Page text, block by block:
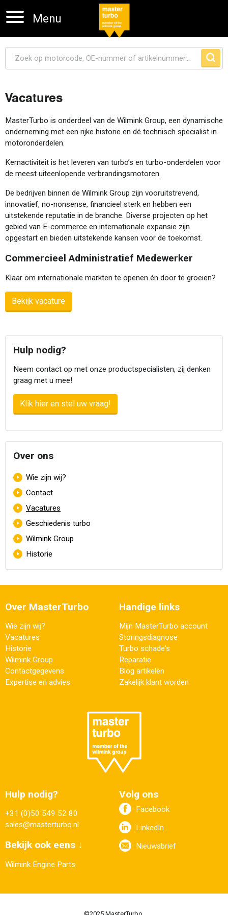
Menu
Vacatures
MasterTurbo is onderdeel van de Wilmink Group, een dynamische
onderneming met een rijke historie en dé technisch specialist in
motoronderdelen.
Kernactiviteit is het leveren van turbo’s en turbo-onderdelen voor
de meest uiteenlopende verbrandingsmotoren.
De bedrijven binnen de Wilmink Group zijn vooruitstrevend,
innovatief, no-nonsense, financieel sterk en hebben een
uitstekende reputatie in de branche. Diverse projecten op het
gebied van E-commerce en internationale expansie zijn
opgestart en bieden uitstekende kansen voor de toekomst.
Commercieel Administratief Medewerker
Klaar om internationale markten te openen én door te groeien?
Bekijk vacature
Hulp nodig?
Neem contact op met onze productspecialisten, zij denken
graag met u mee!
Klik hier en stel uw vraag!
Over ons
Navigatie overslaan
Wie zijn wij?
Contact
Vacatures
Geschiedenis turbo
Wilmink Group
Historie
Over MasterTurbo
Wie zijn wij?
Vacatures
Historie
Wilmink Group
Contactgegevens
Expertise en advies
Handige links
Mijn MasterTurbo account
Storingsdiagnose
Turbo schade's
Reparatie
Blog artikelen
Zakelijk klant worden
Hulp nodig?
+31 (0)50 549 52 80
sales@masterturbo.nl
Bekijk ook eens ↓
Wilmink Engine Parts
Volg ons
Facebook
LinkedIn
Nieuwsbrief